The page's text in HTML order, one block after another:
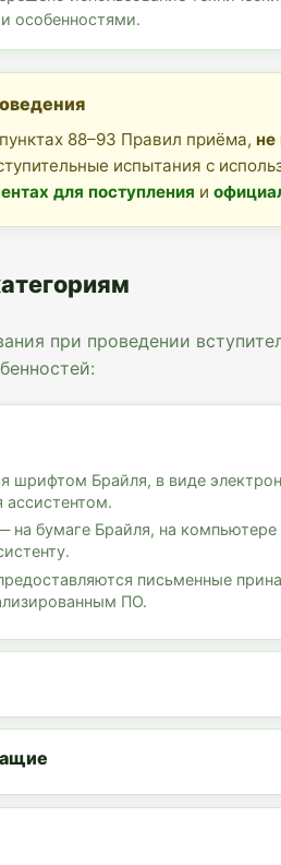
особенностями.
88–93 Правил приёма, не
испытания с
для поступления и
при проведении
шрифтом Брайля, в виде
на бумаге Брайля, на
письменные
ПО.